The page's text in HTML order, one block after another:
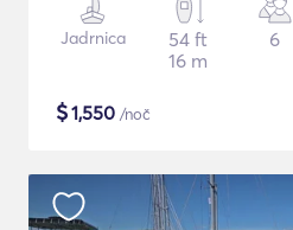
Jadrnica
54 ft
16 m
6
$1,550 /noč